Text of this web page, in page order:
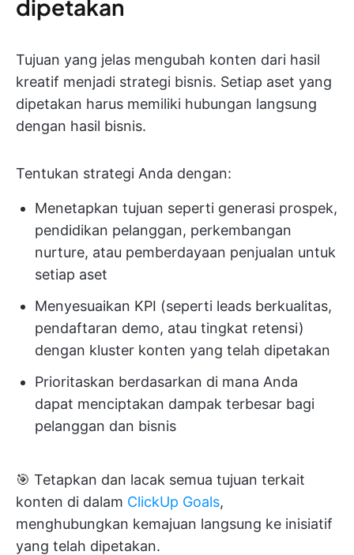
dipetakan
Tujuan yang jelas mengubah konten dari hasil
kreatif menjadi strategi bisnis. Setiap aset yang
dipetakan harus memiliki hubungan langsung
dengan hasil bisnis.
Tentukan strategi Anda dengan:
Menetapkan tujuan seperti generasi prospek,
pendidikan pelanggan, perkembangan
nurture, atau pemberdayaan penjualan untuk
setiap aset
Menyesuaikan KPI (seperti leads berkualitas,
pendaftaran demo, atau tingkat retensi)
dengan kluster konten yang telah dipetakan
Prioritaskan berdasarkan di mana Anda
dapat menciptakan dampak terbesar bagi
pelanggan dan bisnis
🎯 Tetapkan dan lacak semua tujuan terkait
konten di dalam ClickUp Goals,
menghubungkan kemajuan langsung ke inisiatif
yang telah dipetakan.